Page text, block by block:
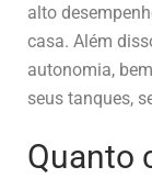
alto
casa. Além
autonomia,
seus tanques,
Quanto